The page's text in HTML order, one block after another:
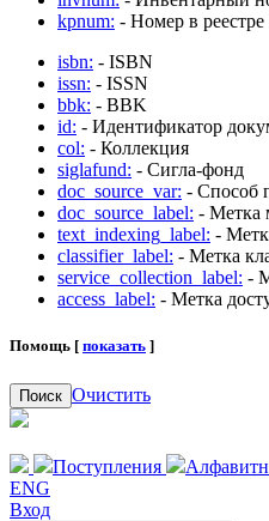
kpnum: - Номер в
isbn: - ISBN
issn: - ISSN
bbk: - BBK
id: - Идентификатор
col: - Коллекция
siglafund: - Сигла-фонд
doc_source_var: - Способ
doc_source_label: - Метка
text_indexing_label: -
classifier_label: - Метка
service_collection_label: -
access_label: - Метка
Помощь [ показать ]
Поиск Очистить
Поступления
ENG
Вход